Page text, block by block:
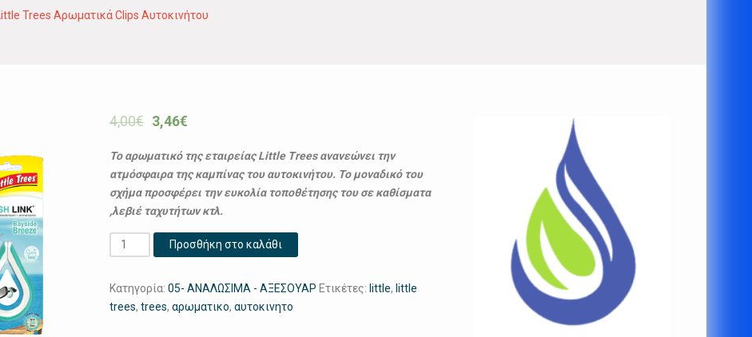
Little Trees Αρωματικά Clips Αυτοκινήτου
4,00€ 3,46€
Το αρωματικό της εταιρείας Little Trees ανανεώνει την
ατμόσφαιρα της καμπίνας του αυτοκινήτου. Το μοναδικό του
σχήμα προσφέρει την ευκολία τοποθέτησης του σε καθίσματα
,λεβιέ ταχυτήτων κτλ.
Little
Trees
Clips
Αυτοκινήτου
Προσθήκη στο καλάθι
Κατηγορία:05- ΑΝΑΛΩΣΙΜΑ - ΑΞΕΣΟΥΑΡ Ετικέτες: little, little
trees,trees,αρωματικο,αυτοκινητο